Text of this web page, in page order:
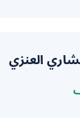
العنزي